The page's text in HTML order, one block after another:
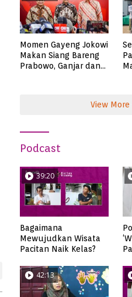
Momen Gayeng Jokowi
Makan Siang Bareng
Prabowo, Ganjar dan
View More
Podcast
39:20
Bagaimana
Mewujudkan Wisata
Pacitan Naik Kelas?
42:13